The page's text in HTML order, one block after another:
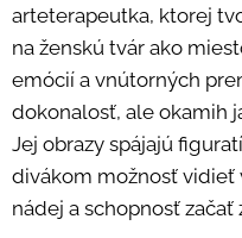
arteterapeutka, ktorej
na ženskú tvár ako
emócií a vnútorných
dokonalosť, ale okamih
Jej obrazy spájajú
divákom možnosť vidieť
nádej a schopnosť začať